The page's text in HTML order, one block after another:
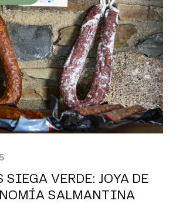
VERDE: JOYA DE
SALMANTINA